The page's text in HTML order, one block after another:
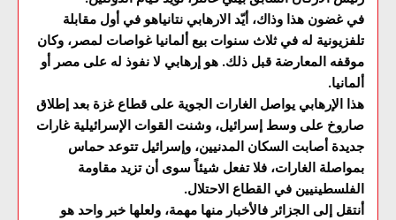
في غضون هذا وذاك، أيّد الارهابي نتانياهو في أول مقابلة
تلفزيونية له في ثلاث سنوات بيع ألمانيا غواصات لمصر، وكان
موقفه المعارضة قبل ذلك. هو إرهابي لا نفوذ له على مصر أو
ألمانيا.
هذا الإرهابي يواصل الغارات الجوية على قطاع غزة بعد إطلاق
صاروخ على وسط إسرائيل، وشنت القوات الإسرائيلية غارات
جديدة أصابت السكان المدنيين، وإسرائيل تتوعد حماس
بمواصلة الغارات، فلا تفعل شيئاً سوى أن تزيد مقاومة
الفلسطينيين في القطاع الاحتلال.
أنتقل إلى الجزائر فالأخبار منها مهمة، ولعلها خبر واحد هو